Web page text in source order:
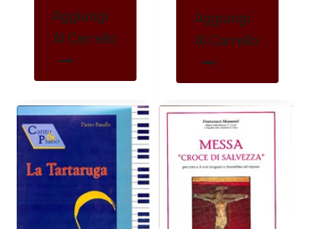
Aggiungi
Al Carrello
Aggiungi
Al Carrello